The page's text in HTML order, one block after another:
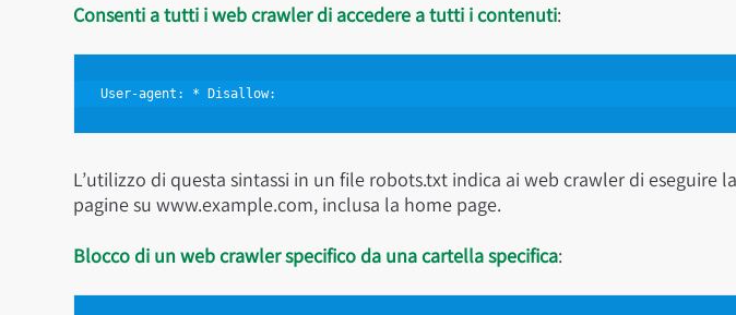
Consenti a tutti i web crawler di accedere a tutti i contenuti:
User-agent: * Disallow:
L’utilizzo di questa sintassi in un file robots.txt indica ai web crawler di eseguire
pagine su www.example.com, inclusa la home page.
Blocco di un web crawler specifico da una cartella specifica: